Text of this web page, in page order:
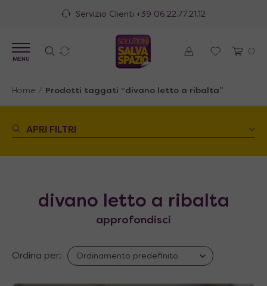
Servizio Clienti +39 06.22.77.21.12
0
MENU
Home / Prodotti taggati “divano letto a ribalta”
APRI FILTRI
divano letto a ribalta
approfondisci
Ordina per: